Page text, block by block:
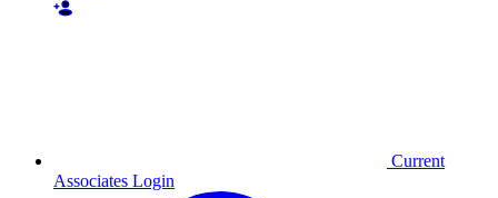
Current
Associates Login